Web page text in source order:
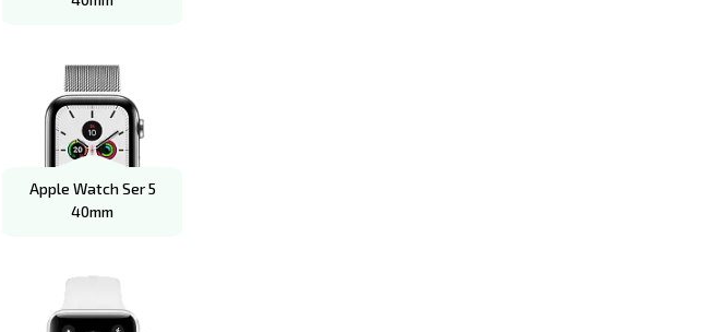
Apple Watch Ser 5
40mm